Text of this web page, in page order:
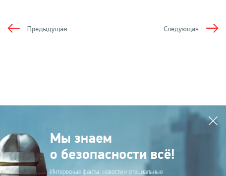
Следующая
Предыдущая
Мы знаем
о безопасности всё!
Интересные факты, новости и специальные